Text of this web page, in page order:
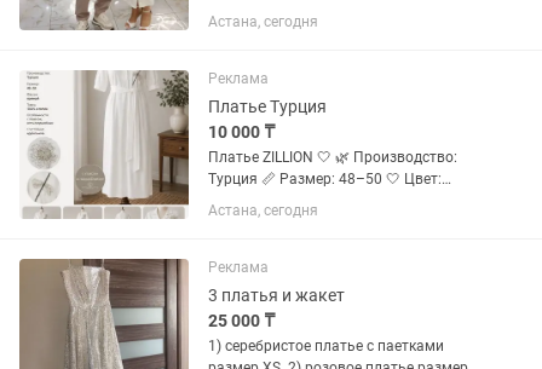
75000тенге один раз только одевала
Астана, сегодня
Реклама
Платье Турция
10 000 ₸
Платье ZILLION 🤍 🌿 Производство:
Турция 📏 Размер: 48–50 🤍 Цвет:
молочный (белый) ✨ Прямой
свободный фасон с поясом в
натурального хлопка, с подъюбником
— не...
Астана, сегодня
Реклама
3 платья и жакет
25 000 ₸
1) серебристое платье с паетками